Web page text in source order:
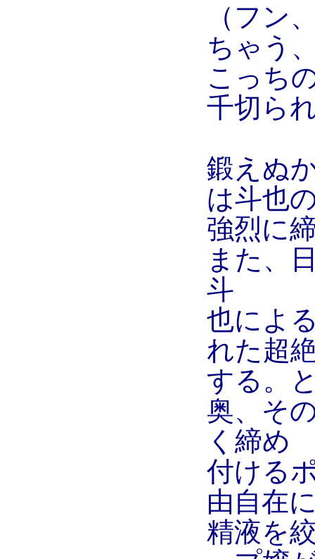
（フン
ちゃう
こっち
千切ら
鍛えぬ
は斗也
強烈に
また、
斗
也によ
れた超
する。
奥、そ
く締め
付ける
由自在
精液を